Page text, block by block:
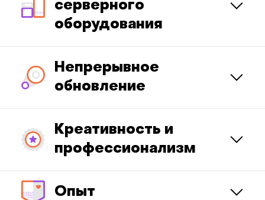
серверного
оборудования
Непрерывное
обновление
Креативность и
профессионализм
Опыт